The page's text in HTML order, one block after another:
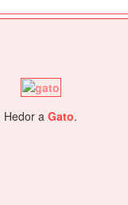
Hedor a Gato.